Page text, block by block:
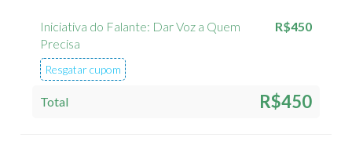
Iniciativa do Falante: Dar Voz a Quem
Precisa
R$450
Resgatar cupom
Total R$450